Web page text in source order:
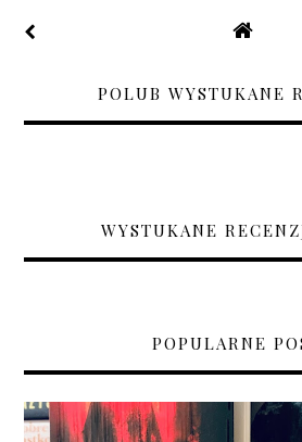
POLUB WYSTUKANE
WYSTUKANE
POPULARNE